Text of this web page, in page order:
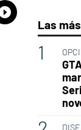
Whatsapp
Compartir
Las